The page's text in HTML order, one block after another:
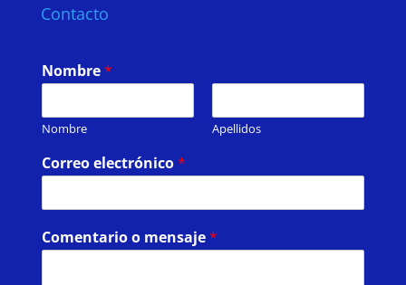
Contacto
Nombre*
Nombre Apellidos
Correo electrónico*
Comentario o mensaje*